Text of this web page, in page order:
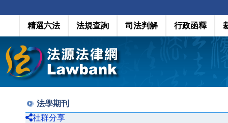
精選六法 法規查詢 司法判解 行政函釋
法學期刊
社群分享